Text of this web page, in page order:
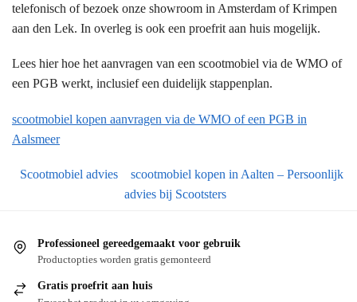
telefonisch of bezoek onze showroom in Amsterdam of Krimpen
aan den Lek. In overleg is ook een proefrit aan huis mogelijk.
Lees hier hoe het aanvragen van een scootmobiel via de WMO of
een PGB werkt, inclusief een duidelijk stappenplan.
scootmobiel kopen aanvragen via de WMO of een PGB in
Aalsmeer
Scootmobiel advies
scootmobiel kopen in Aalten – Persoonlijk
advies bij Scootsters
Professioneel gereedgemaakt voor gebruik
Productopties worden gratis gemonteerd
Gratis proefrit aan huis